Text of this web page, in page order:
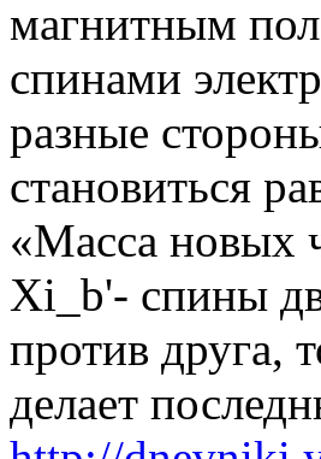
магнитным
спинами
разные
становиться
«Масса новых
Xi_b'- спины
против друга,
делает